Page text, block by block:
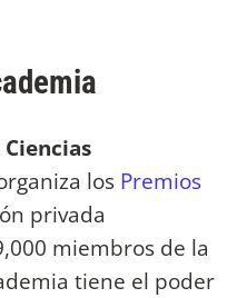
los Premios
privada
miembros de la
tiene el poder